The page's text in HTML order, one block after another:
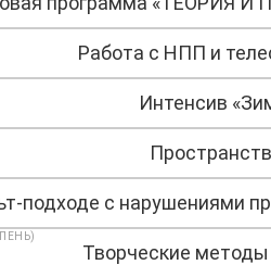
Работа с НПП и
Интенсив
подходе с нарушениями
Творческие методы